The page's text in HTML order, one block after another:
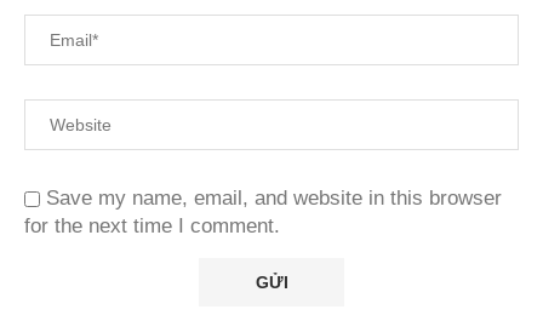
Save my name, email, and website in this browser
for the next time I comment.